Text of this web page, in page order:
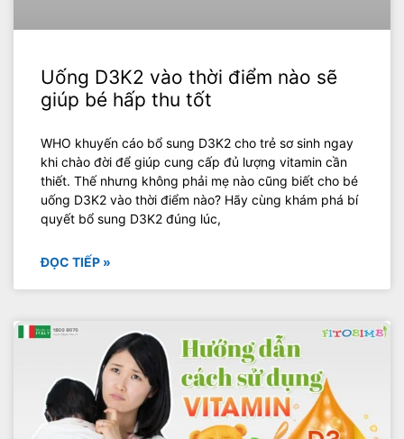
Uống D3K2 vào thời điểm nào sẽ
giúp bé hấp thu tốt
WHO khuyến cáo bổ sung D3K2 cho trẻ sơ sinh ngay
khi chào đời để giúp cung cấp đủ lượng vitamin cần
thiết. Thế nhưng không phải mẹ nào cũng biết cho bé
uống D3K2 vào thời điểm nào? Hãy cùng khám phá bí
quyết bổ sung D3K2 đúng lúc,
ĐỌC TIẾP »